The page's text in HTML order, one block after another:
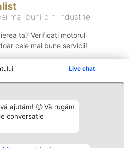
Live chat
ajutăm! 🙂 Vă rugăm
conversație
mai buni din industrie
ta? Verificați motorul
cele mai bune servicii!